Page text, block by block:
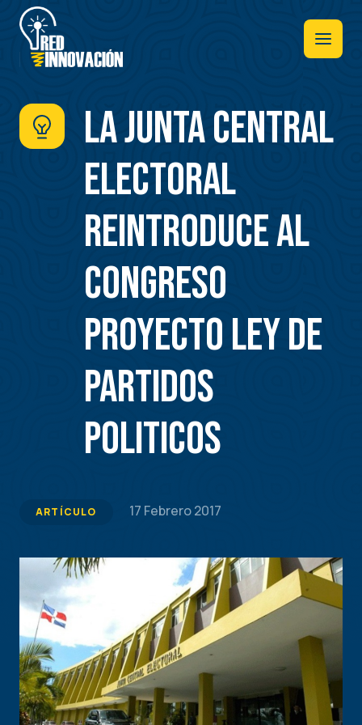
Pasar
contenido
principal
La Junta Central
Electoral
reintroduce al
Congreso
proyecto Ley de
Partidos
Politicos
ARTÍCULO 17 Febrero 2017